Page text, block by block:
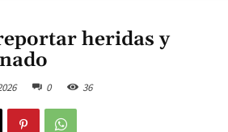
heridas y
0 36